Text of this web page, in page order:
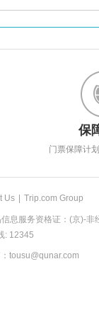
保
门票保障计
Us Trip.com Group
息服务资格证：(京)-非
: 12345
tousu@qunar.com